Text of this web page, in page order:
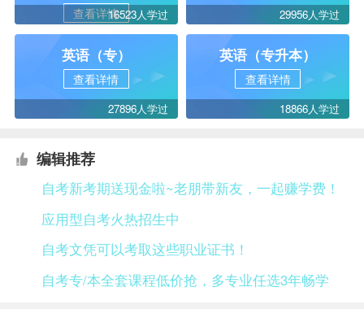
查看详情16523人学过 29956人学过
英语（专）
查看详情
27896人学过
英语（专升本）
查看详情
18866人学过
编辑推荐
自考新考期送现金啦~老朋带新友，一起赚学费！
应用型自考火热招生中
自考文凭可以考取这些职业证书！
自考专/本全套课程低价抢，多专业任选3年畅学